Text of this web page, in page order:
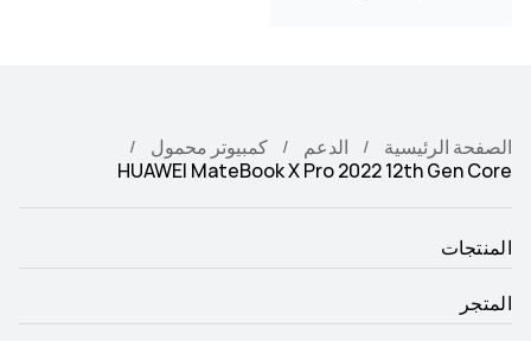
الصفحة الرئيسية الدعم
كمبيوتر محمول
HUAWEI MateBook X Pro 2022 12th Gen Core
المنتجات
المتجر